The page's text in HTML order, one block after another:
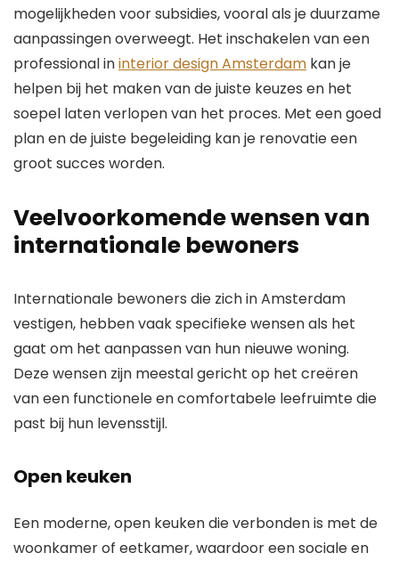
mogelijkheden voor subsidies, vooral als je duurzame
aanpassingen overweegt. Het inschakelen van een
professional ininterior design Amsterdam kan je
helpen bij het maken van de juiste keuzes en het
soepel laten verlopen van het proces. Met een goed
plan en de juiste begeleiding kan je renovatie een
groot succes worden.
Veelvoorkomende wensen van
internationale bewoners
Internationale bewoners die zich in Amsterdam
vestigen, hebben vaak specifieke wensen als het
gaat om het aanpassen van hun nieuwe woning.
Deze wensen zijn meestal gericht op het creëren
van een functionele en comfortabele leefruimte die
past bij hun levensstijl.
Open keuken
Een moderne, open keuken die verbonden is met de
woonkamer of eetkamer, waardoor een sociale en